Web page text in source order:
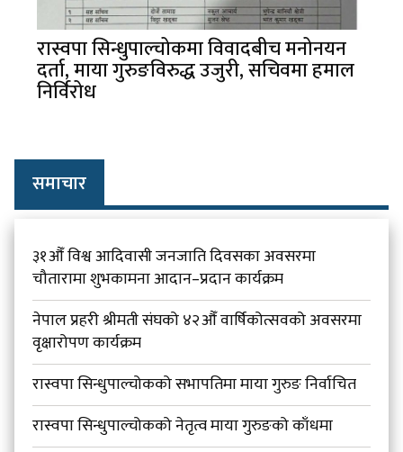
रास्वपा सिन्धुपाल्चोकमा विवादबीच मनोनयन
दर्ता, माया गुरुङविरुद्ध उजुरी, सचिवमा हमाल
निर्विरोध
समाचार
३१औँ विश्व आदिवासी जनजाति दिवसका अवसरमा
चौतारामा शुभकामना आदान–प्रदान कार्यक्रम
नेपाल प्रहरी श्रीमती संघको ४२औँ वार्षिकोत्सवको अवसरमा
वृक्षारोपण कार्यक्रम
रास्वपा सिन्धुपाल्चोकको सभापतिमा माया गुरुङ निर्वाचित
रास्वपा सिन्धुपाल्चोकको नेतृत्व माया गुरुङको काँधमा